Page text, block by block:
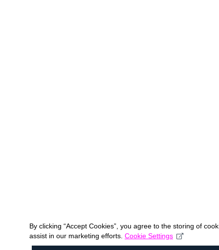
By clicking “Accept Cookies”, you agree to the storing of
assist in our marketing efforts. Cookie Settings